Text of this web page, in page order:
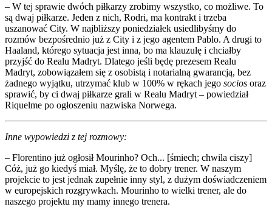
– W tej sprawie dwóch piłkarzy zrobimy wszystko, co możliwe. To
są dwaj piłkarze. Jeden z nich, Rodri, ma kontrakt i trzeba
uszanować City. W najbliższy poniedziałek usiedlibyśmy do
rozmów bezpośrednio już z City i z jego agentem Pablo. A drugi to
Haaland, którego sytuacja jest inna, bo ma klauzulę i chciałby
przyjść do Realu Madryt. Dlatego jeśli będę prezesem Realu
Madryt, zobowiązałem się z osobistą i notarialną gwarancją, bez
żadnego wyjątku, utrzymać klub w 100% w rękach jego socios oraz
sprawić, by ci dwaj piłkarze grali w Realu Madryt – powiedział
Riquelme po ogłoszeniu nazwiska Norwega.
Inne wypowiedzi z tej rozmowy:
– Florentino już ogłosił Mourinho? Och... [śmiech; chwila ciszy]
Cóż, już go kiedyś miał. Myślę, że to dobry trener. W naszym
projekcie to jest jednak zupełnie inny styl, z dużym doświadczeniem
w europejskich rozgrywkach. Mourinho to wielki trener, ale do
naszego projektu my mamy innego trenera.